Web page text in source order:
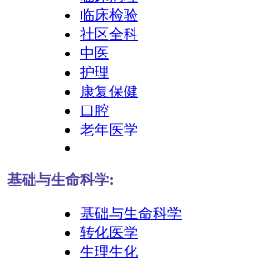
临床检验
社区全科
中医
护理
康复保健
口腔
老年医学
基础与生命科学:
基础与生命科学
转化医学
生理生化